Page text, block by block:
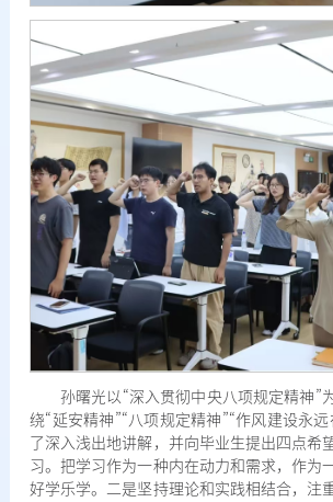
孙曙光以“深入贯彻中央八项规定精神”
绕“延安精神”“八项规定精神”“作风建设永
了深入浅出地讲解，并向毕业生提出四点希
习。把学习作为一种内在动力和需求，作为
好学乐学。二是坚持理论和实践相结合，注